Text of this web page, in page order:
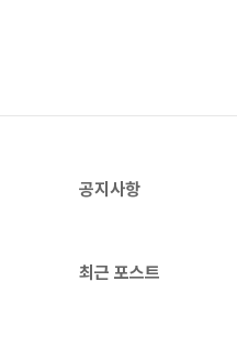
공지사항
최근 포스트